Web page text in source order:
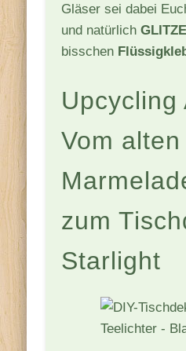
Gläser sei dabei
und natürlich
bisschen
Upcycling
Vom alten
zum
Starlight